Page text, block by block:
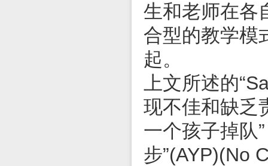
生和老师在各
合型的教学模
起。
上文所述的
现不佳和缺乏
一个孩子掉队
步”(AYP)(No